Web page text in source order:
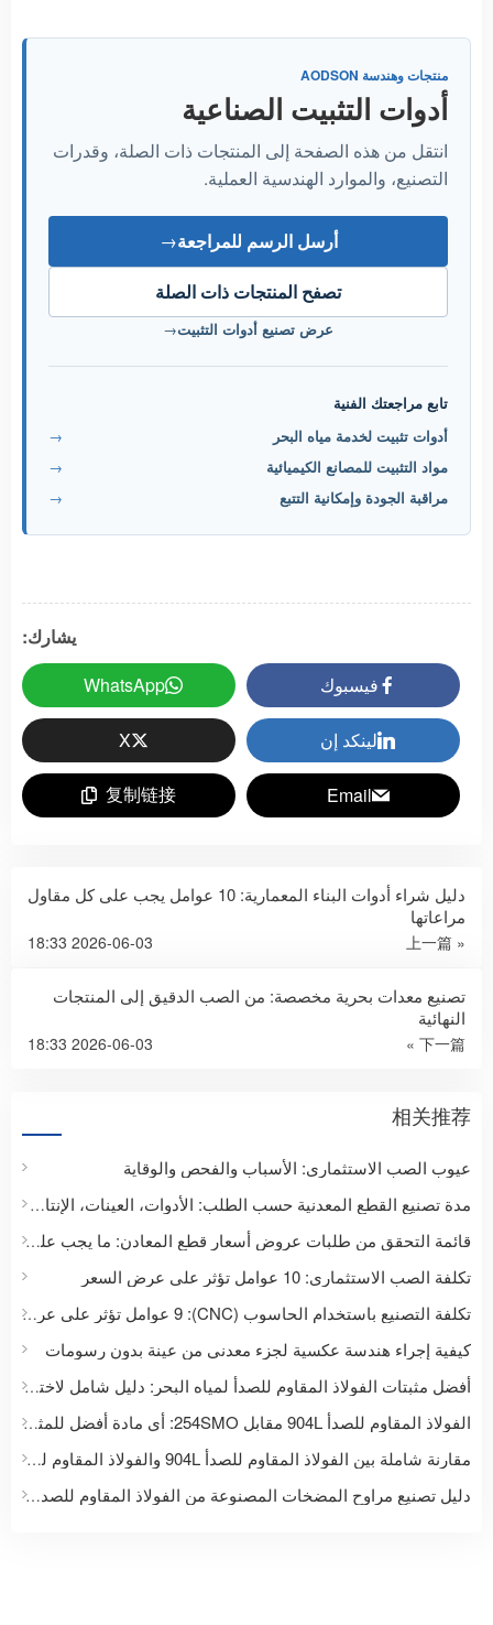
منتجات وهندسة AODSON
أدوات التثبيت الصناعية
انتقل من هذه الصفحة إلى المنتجات ذات الصلة، وقدرات
التصنيع، والموارد الهندسية العملية.
أرسل الرسم للمراجعة→
تصفح المنتجات ذات الصلة
عرض تصنيع أدوات التثبيت→
تابع مراجعتك الفنية
أدوات تثبيت لخدمة مياه البحر
→
مواد التثبيت للمصانع الكيميائية
→
مراقبة الجودة وإمكانية التتبع
→
يشارك:
فيسبوك
WhatsApp
لينكد إن X
Email
复制链接
دليل شراء أدوات البناء المعمارية: 10 عوامل يجب على كل مقاول
مراعاتها
« 上一篇
2026-06-03 18:33
تصنيع معدات بحرية مخصصة: من الصب الدقيق إلى المنتجات
النهائية
下一篇 »
2026-06-03 18:33
相关推荐
عيوب الصب الاستثماري: الأسباب والفحص والوقاية
مدة تصنيع القطع المعدنية حسب الطلب: الأدوات، العينات، الإنتاج والتسليم
قائمة التحقق من طلبات عروض أسعار قطع المعادن: ما يجب على المشترين إرساله للحصول على عرض سعر دقيق
تكلفة الصب الاستثماري: 10 عوامل تؤثر على عرض السعر
تكلفة التصنيع باستخدام الحاسوب (CNC): 9 عوامل تؤثر على عرض سعر القطعة المخصصة
كيفية إجراء هندسة عكسية لجزء معدني من عينة بدون رسومات
أفضل مثبتات الفولاذ المقاوم للصدأ لمياه البحر: دليل شامل لاختيار المواد للتطبيقات البحرية والساحلية
الفولاذ المقاوم للصدأ 904L مقابل 254SMO: أي مادة أفضل للمثبتات والتطبيقات التي تتعرض للتآكل الشديد؟
مقارنة شاملة بين الفولاذ المقاوم للصدأ 904L والفولاذ المقاوم للصدأ 1.4529: تطبيقات التثبيت والتطبيقات الصناعية
دليل تصنيع مراوح المضخات المصنوعة من الفولاذ المقاوم للصدأ